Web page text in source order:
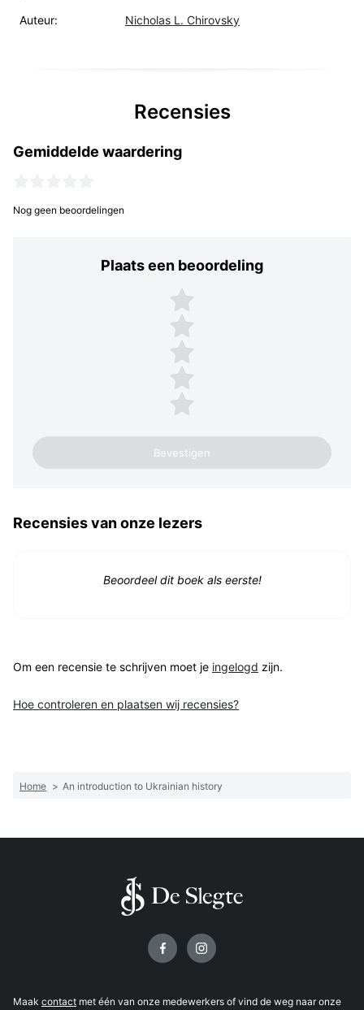
Auteur: Nicholas L. Chirovsky
Recensies
Gemiddelde waardering
Nog geen beoordelingen
Plaats een beoordeling
Plaats een beoordeling
5 sterren
4 sterren
3 sterren
2 sterren
1 ster
Recensies van onze lezers
Beoordeel dit boek als eerste!
Om een recensie te schrijven moet je ingelogd zijn.
Hoe controleren en plaatsen wij recensies?
Home > An introduction to Ukrainian history
Maak contact met één van onze medewerkers of vind de weg naar onze